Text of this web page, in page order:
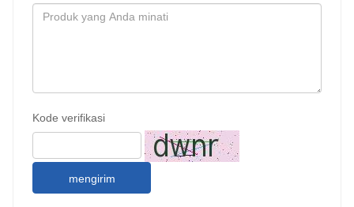
Kode verifikasi
mengirim